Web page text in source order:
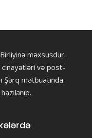
məxsusdur.
cinayətləri və post-
Şərq mətbuatında